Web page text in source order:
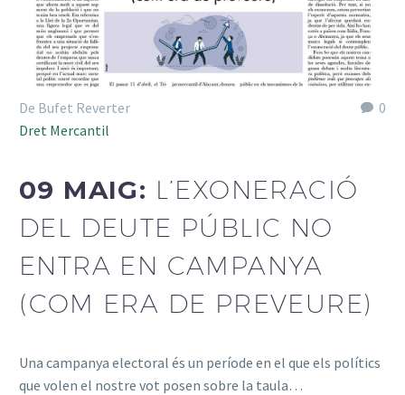
0
De Bufet Reverter
Dret Mercantil
09 MAIG: L’EXONERACIÓ
DEL DEUTE PÚBLIC NO
ENTRA EN CAMPANYA
(COM ERA DE PREVEURE)
Una campanya electoral és un període en el que els polítics
que volen el nostre vot posen sobre la taula…